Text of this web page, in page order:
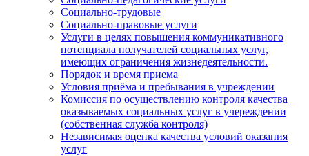
Социально-трудовые
Социально-правовые услуги
Услуги в целях повышения коммуникативного
потенциала получателей социальных услуг,
имеющих ограничения жизнедеятельности.
Порядок и время приема
Условия приёма и пребывания в учреждении
Комиссия по осуществлению контроля качества
оказываемых социальных услуг в учереждении
(собственная служба контроля)
Независимая оценка качества условий оказания
услуг